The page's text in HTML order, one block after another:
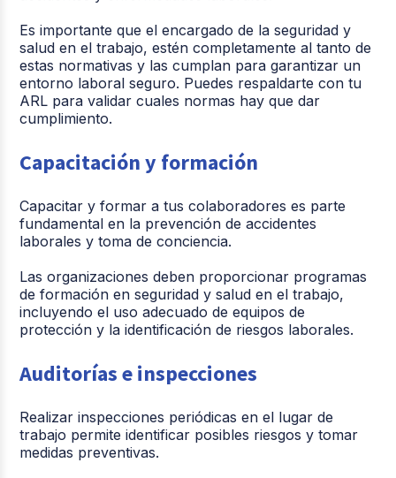
Es importante que el encargado de la seguridad y
salud en el trabajo, estén completamente al tanto de
estas normativas y las cumplan para garantizar un
entorno laboral seguro. Puedes respaldarte con tu
ARL para validar cuales normas hay que dar
cumplimiento.
Capacitación y formación
Capacitar y formar a tus colaboradores es parte
fundamental en la prevención de accidentes
laborales y toma de conciencia.
Las organizaciones deben proporcionar programas
de formación en seguridad y salud en el trabajo,
incluyendo el uso adecuado de equipos de
protección y la identificación de riesgos laborales.
Auditorías e inspecciones
Realizar inspecciones periódicas en el lugar de
trabajo permite identificar posibles riesgos y tomar
medidas preventivas.